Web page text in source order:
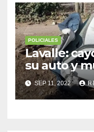
POLICIALES
Lavalle:
su auto y
heridas
SEP 11, 2022